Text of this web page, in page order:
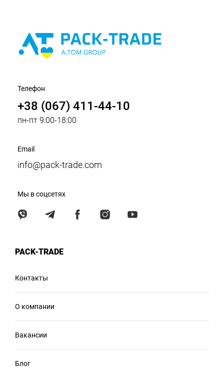
Телефон
+38 (067) 411-44-10
пн-пт 9:00-18:00
Email
info@pack-trade.com
Мы в соцсетях
PACK-TRADE
Контакты
О компании
Вакансии
Блог